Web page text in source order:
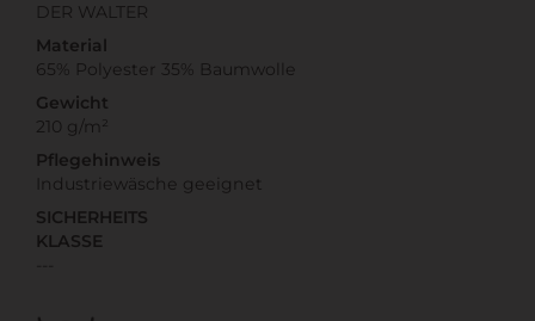
DER WALTER
Material
65% Polyester 35% Baumwolle
Gewicht
210 g/m²
Pflegehinweis
Industriewäsche geeignet
SICHERHEITS
KLASSE